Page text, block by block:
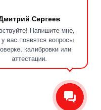
Сергеев
Напишите мне,
вас появятся вопросы
калибровки или
аттестации.